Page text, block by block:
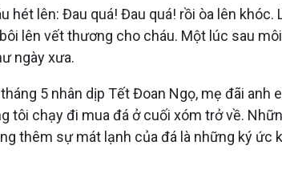
lên: Đau quá! Đau quá! rồi òa lên khóc.
lên vết thương cho cháu. Một lúc sau
ngày xưa.
5 nhân dịp Tết Đoan Ngọ, mẹ đãi anh
chạy đi mua đá ở cuối xóm trở về.
thêm sự mát lạnh của đá là những ký ức